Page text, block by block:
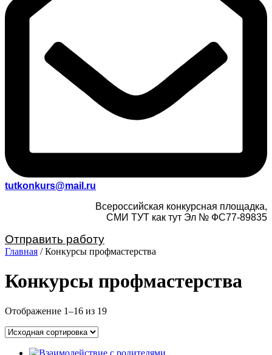
tutkonkurs@mail.ru
Всероссийская конкурсная площадка,
СМИ ТУТ как тут Эл № ФС77-89835
Отправить работу
Главная / Конкурсы профмастерства
Конкурсы профмастерства
Отображение 1–16 из 19